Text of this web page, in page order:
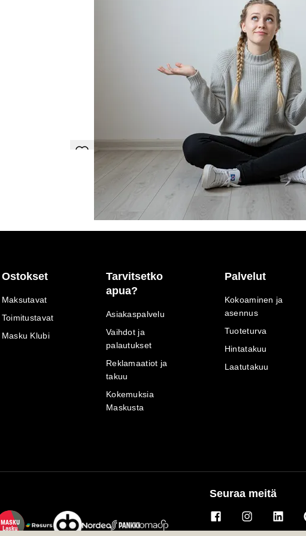
Ostokset
Maksutavat
Toimitustavat
Masku Klubi
Tarvitsetko
apua?
Asiakaspalvelu
Vaihdot ja
palautukset
Reklamaatiot ja
takuu
Kokemuksia
Maskusta
Palvelut
Kokoaminen ja
asennus
Tuoteturva
Hintatakuu
Laatutakuu
MASKU
Lasku
Seuraa meitä